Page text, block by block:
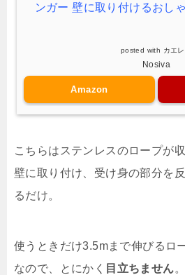
ンガー 壁に取り付けるおし
posted with カエ
Nosiva
Amazon
こちらはステンレスのロープが
壁に取り付け、受け身の部分を
るだけ。
使うときだけ3.5mまで伸びるロ
なので、とにかく 目立ちません。